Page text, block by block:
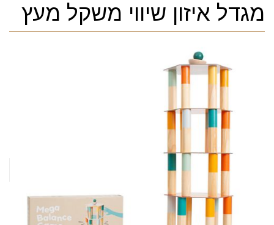
מגדל איזון שיווי משקל מעץ